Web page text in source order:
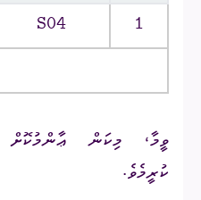
1
S04
ވީމާ، މިކަން
ކުރީމެވެ.